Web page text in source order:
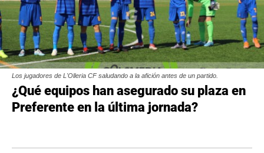
Los jugadores de L'Olleria CF saludando a la afición antes de un partido.
¿Qué equipos han asegurado su plaza en
Preferente en la última jornada?